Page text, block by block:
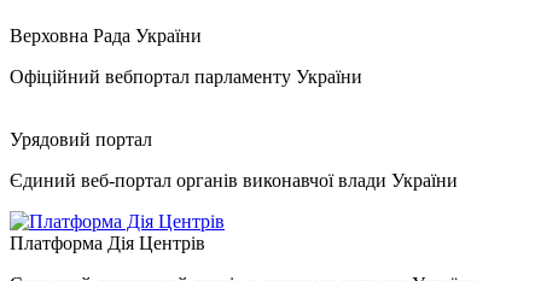
Верховна Рада України
Офіційний вебпортал парламенту України
Урядовий портал
Єдиний веб-портал органів виконавчої влади України
Платформа Дія Центрів